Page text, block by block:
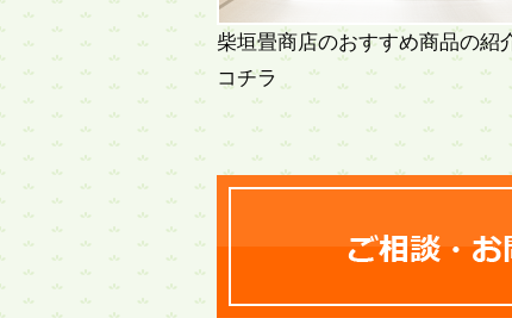
柴垣畳商店のおすすめ商品の紹
コチラ